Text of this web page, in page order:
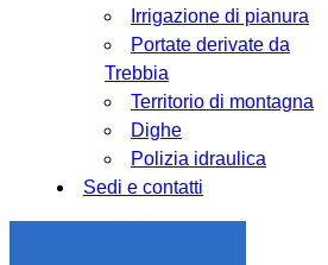
Irrigazione di pianura
Portate derivate da
Trebbia
Territorio di montagna
Dighe
Polizia idraulica
Sedi e contatti